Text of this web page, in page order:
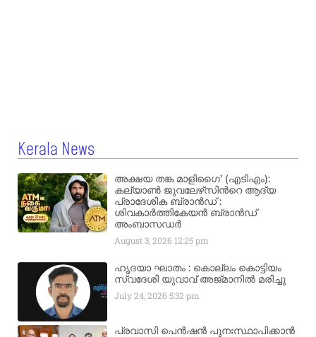
Kerala News
അക്ഷയ തങ്ക മാളിഗൈ’ (എടിഎം):
കല്യാണ്‍ ജുവലേഴ്‌സിന്‍റെ ആദ്യ
പ്രാദേശിക ബ്രാന്‍ഡ് :
ശിവകാര്‍ത്തികേയന്‍ ബ്രാന്‍ഡ്
അംബാസഡര്‍
August 3, 2026 12:25 pm
ഹൃദയാ ഘാതം : കൊല്ലം കൊട്ടിയം
സ്വദേശി യുവാവ് അജ്മാനിൽ മരിച്ചു
July 24, 20265:32 pm
പ്രവാസി പെൻഷൻ പുനഃസ്ഥാപിക്കാൻ